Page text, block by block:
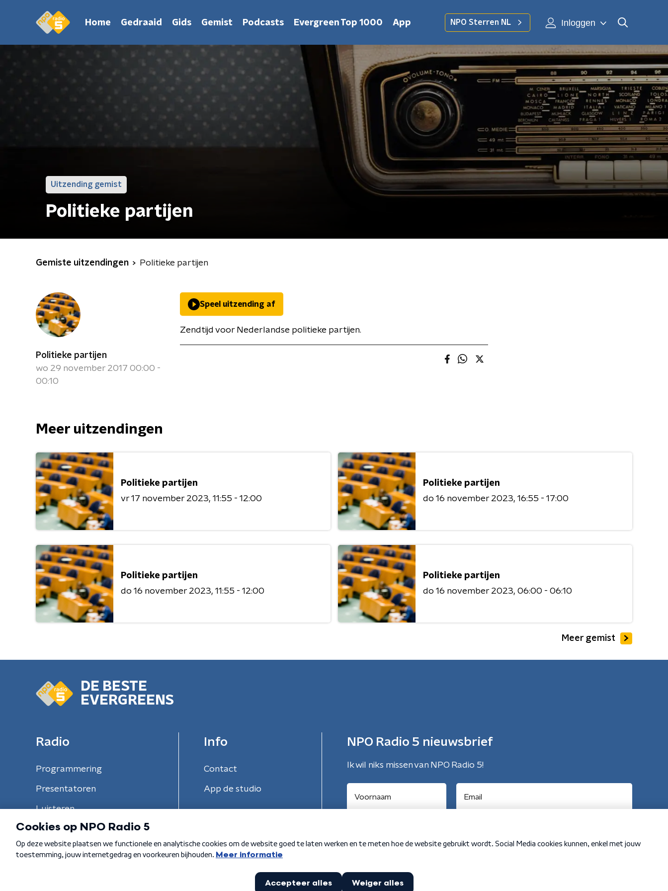
Home Gedraaid Gids Gemist Podcasts Evergreen Top 1000 App NPO Sterren NL Inloggen
Uitzending gemist
Politieke partijen
Gemiste uitzendingen Politieke partijen
Politieke partijen
wo 29 november 2017 00:00 -
00:10
Speel uitzending af
Zendtijd voor Nederlandse politieke partijen.
Meer uitzendingen
Politieke partijen
vr 17 november 2023 11:55 - 12:00
Politieke partijen
do 16 november 2023 16:55 - 17:00
Politieke partijen
do 16 november 2023 11:55 - 12:00
Politieke partijen
do 16 november 2023 06:00 - 06:10
Meer gemist
DE BESTE
EVERGREENS
Radio
Programmering
Presentatoren
Luisteren
Info
Contact
App de studio
NPO Radio 5 nieuwsbrief
Ik wil niks missen van NPO Radio 5!
Algemene voorwaarden Privacybeleid